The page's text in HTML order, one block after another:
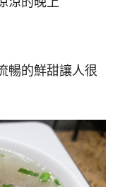
暢的鮮甜讓人很